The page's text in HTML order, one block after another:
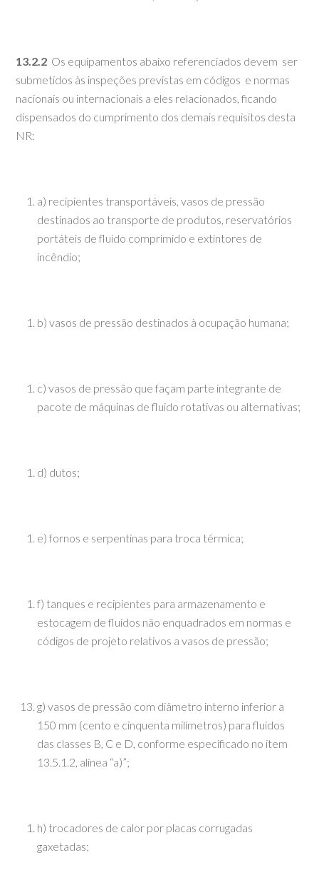
13.2.2 Os equipamentos abaixo referenciados devem ser
submetidos às inspeções previstas em códigos e normas
nacionais ou internacionais a eles relacionados, ficando
dispensados do cumprimento dos demais requisitos desta
NR:
a) recipientes transportáveis, vasos de pressão
destinados ao transporte de produtos, reservatórios
portáteis de fluido comprimido e extintores de
incêndio;
b) vasos de pressão destinados à ocupação humana;
c) vasos de pressão que façam parte integrante de
pacote de máquinas de fluido rotativas ou alternativas;
d) dutos;
e) fornos e serpentinas para troca térmica;
f) tanques e recipientes para armazenamento e
estocagem de fluidos não enquadrados em normas e
códigos de projeto relativos a vasos de pressão;
g) vasos de pressão com diâmetro interno inferior a
150 mm (cento e cinquenta milímetros) para fluidos
das classes B, C e D, conforme especificado no item
13.5.1.2, alínea “a)”;
h) trocadores de calor por placas corrugadas
gaxetadas;